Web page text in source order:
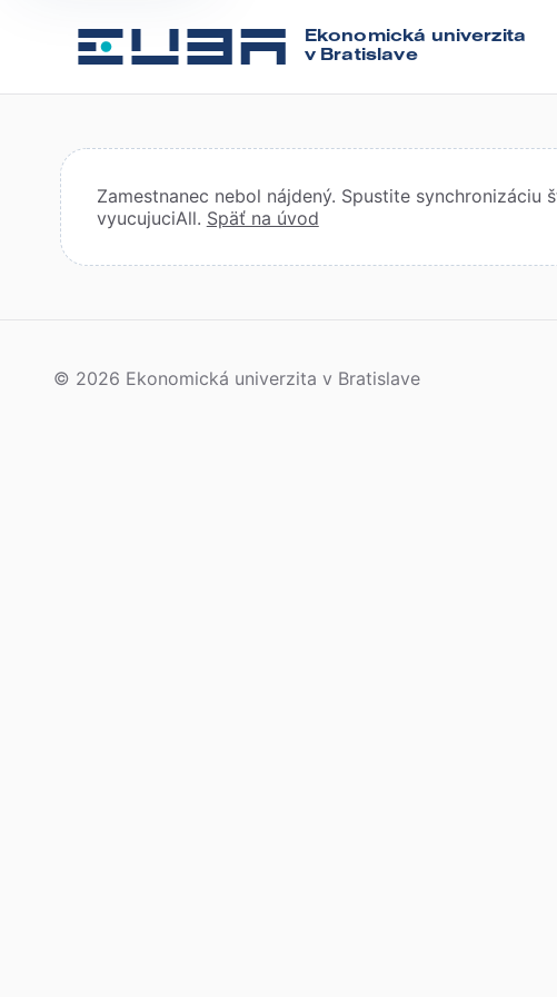
Ekonomická univerzita
v Bratislave
Zamestnanec nebol nájdený. Spustite
vyucujuciAll. Späť na úvod
© 2026 Ekonomická univerzita v Bratislave